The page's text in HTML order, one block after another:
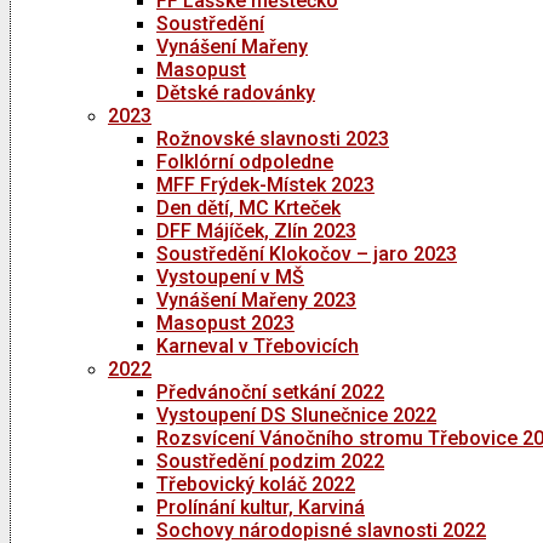
Soustředění
Vynášení Mařeny
Masopust
Dětské radovánky
2023
Rožnovské slavnosti 2023
Folklórní odpoledne
MFF Frýdek-Místek 2023
Den dětí, MC Krteček
DFF Májíček, Zlín 2023
Soustředění Klokočov – jaro 2023
Vystoupení v MŠ
Vynášení Mařeny 2023
Masopust 2023
Karneval v Třebovicích
2022
Předvánoční setkání 2022
Vystoupení DS Slunečnice 2022
Rozsvícení Vánočního stromu Třebovice
Soustředění podzim 2022
Třebovický koláč 2022
Prolínání kultur, Karviná
Sochovy národopisné slavnosti 2022